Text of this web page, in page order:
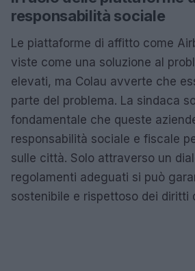
responsabilità sociale
Le piattaforme di affitto come
viste come una soluzione al
elevati, ma Colau avverte che
parte del problema. La sindaca
fondamentale che queste
responsabilità sociale e fiscale
sulle città. Solo attraverso un
regolamenti adeguati si può
sostenibile e rispettoso dei diritti